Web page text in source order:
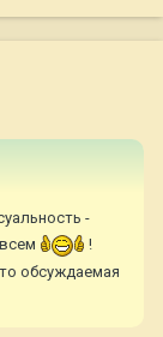
-
!
обсуждаемая